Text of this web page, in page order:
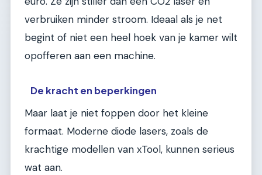
verbruiken minder stroom. Ideaal als je net
begint of niet een heel hoek van je kamer wilt
opofferen aan een machine.
De kracht en beperkingen
Maar laat je niet foppen door het kleine
formaat. Moderne diode lasers, zoals de
krachtige modellen van xTool, kunnen serieus
wat aan.